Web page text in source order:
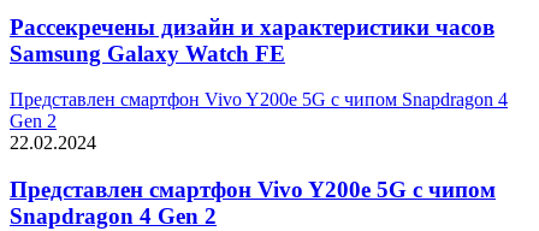
Рассекречены дизайн и характеристики часов
Samsung Galaxy Watch FE
Представлен смартфон Vivo Y200e 5G с чипом Snapdragon 4
Gen 2
22.02.2024
Представлен смартфон Vivo Y200e 5G с чипом
Snapdragon 4 Gen 2